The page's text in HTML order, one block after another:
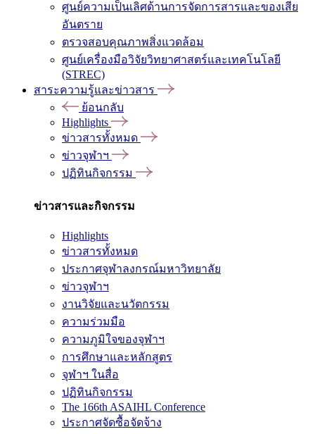
ศูนย์ความเป็นเลิศด้านการจัดการสารและของเสีย
อันตราย
ตรวจสอบคุณภาพสิ่งแวดล้อม
ศูนย์เครื่องมือวิจัยวิทยาศาสตร์และเทคโนโลยี
(STREC)
สาระความรู้และข่าวสาร
ย้อนกลับ
Highlights
ข่าวสารทั้งหมด
ข่าวจุฬาฯ
ปฏิทินกิจกรรม
ข่าวสารและกิจกรรม
Highlights
ข่าวสารทั้งหมด
ประกาศจุฬาลงกรณ์มหาวิทยาลัย
ข่าวจุฬาฯ
งานวิจัยและนวัตกรรม
ความร่วมมือ
ความภูมิใจของจุฬาฯ
การศึกษาและหลักสูตร
จุฬาฯ ในสื่อ
ปฏิทินกิจกรรม
The 166th ASAIHL Conference
ประกาศจัดซื้อจัดจ้าง